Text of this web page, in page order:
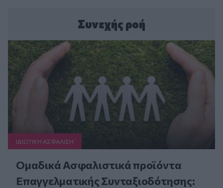
Συνεχής ροή
ΙΔΙΩΤΙΚΗ ΑΣΦAΛΙΣΗ
Ομαδικά Ασφαλιστικά προϊόντα
Επαγγελματικής Συνταξιοδότησης: